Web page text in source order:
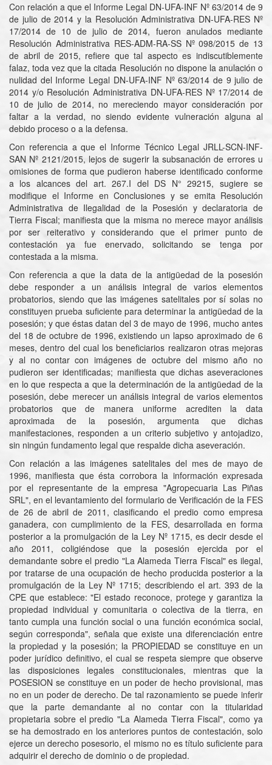
Con relación a que el Informe Legal DN-UFA-INF Nº 63/2014 de 9
de julio de 2014 y la Resolución Administrativa DN-UFA-RES Nº
17/2014 de 10 de julio de 2014, fueron anulados mediante
Resolución Administrativa RES-ADM-RA-SS Nº 098/2015 de 13
de abril de 2015, refiere que tal aspecto es indiscutiblemente
falaz, toda vez que la citada Resolución no dispone la anulación o
nulidad del Informe Legal DN-UFA-INF Nº 63/2014 de 9 julio de
2014 y/o Resolución Administrativa DN-UFA-RES Nº 17/2014 de
10 de julio de 2014, no mereciendo mayor consideración por
faltar a la verdad, no siendo evidente vulneración alguna al
debido proceso o a la defensa.
Con referencia a que el Informe Técnico Legal JRLL-SCN-INF-
SAN Nº 2121/2015, lejos de sugerir la subsanación de errores u
omisiones de forma que pudieron haberse identificado conforme
a los alcances del art. 267.I del DS N° 29215, sugiere se
modifique el Informe en Conclusiones y se emita Resolución
Administrativa de Ilegalidad de la Posesión y declaratoria de
Tierra Fiscal; manifiesta que la misma no merece mayor análisis
por ser reiterativo y considerando que el primer punto de
contestación ya fue enervado, solicitando se tenga por
contestada a la misma.
Con referencia a que la data de la antigüedad de la posesión
debe responder a un análisis integral de varios elementos
probatorios, siendo que las imágenes satelitales por sí solas no
constituyen prueba suficiente para determinar la antigüedad de la
posesión; y que éstas datan del 3 de mayo de 1996, mucho antes
del 18 de octubre de 1996, existiendo un lapso aproximado de 6
meses, dentro del cual los beneficiarios realizaron otras mejoras
y al no contar con imágenes de octubre del mismo año no
pudieron ser identificadas; manifiesta que dichas aseveraciones
en lo que respecta a que la determinación de la antigüedad de la
posesión, debe merecer un análisis integral de varios elementos
probatorios que de manera uniforme acrediten la data
aproximada de la posesión, argumenta que dichas
manifestaciones, responden a un criterio subjetivo y antojadizo,
sin ningún fundamento legal que respalde dicha aseveración.
Con relación a las imágenes satelitales del mes de mayo de
1996, manifiesta que ésta corrobora la información expresada
por el representante de la empresa "Agropecuaria Las Piñas
SRL", en el levantamiento del formulario de Verificación de la FES
de 26 de abril de 2011, clasificando el predio como empresa
ganadera, con cumplimiento de la FES, desarrollada en forma
posterior a la promulgación de la Ley Nº 1715, es decir desde el
año 2011, coligiéndose que la posesión ejercida por el
demandante sobre el predio "La Alameda Tierra Fiscal" es ilegal,
por tratarse de una ocupación de hecho producida posterior a la
promulgación de la Ley Nº 1715; describiendo el art. 393 de la
CPE que establece: "El estado reconoce, protege y garantiza la
propiedad individual y comunitaria o colectiva de la tierra, en
tanto cumpla una función social o una función económica social,
según corresponda", señala que existe una diferenciación entre
la propiedad y la posesión; la PROPIEDAD se constituye en un
poder jurídico definitivo, el cual se respeta siempre que observe
las disposiciones legales constitucionales, mientras que la
POSESION se constituye en un poder de hecho provisional, mas
no en un poder de derecho. De tal razonamiento se puede inferir
que la parte demandante al no contar con la titularidad
propietaria sobre el predio "La Alameda Tierra Fiscal", como ya
se ha demostrado en los anteriores puntos de contestación, solo
ejerce un derecho posesorio, el mismo no es título suficiente para
adquirir el derecho de dominio o de propiedad.